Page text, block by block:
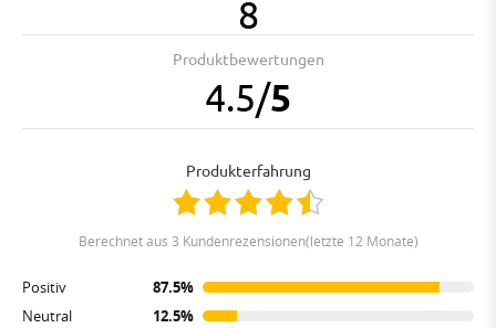
8
Produktbewertungen
4.5/5
Produkterfahrung
berechnet aus 3 Kundenrezensionen(letzte 12 Monate)
Positiv
87.5%
Neutral
12.5%